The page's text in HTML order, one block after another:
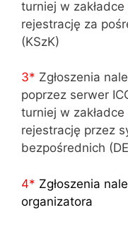
turniej w zakładce
rejestrację za
(KSzK)
3* Zgłoszenia
poprzez serwer
turniej w zakładce
rejestrację przez
bezpośrednich
4* Zgłoszenia
organizatora